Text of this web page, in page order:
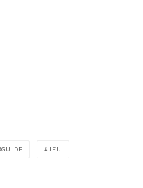
GUIDE JEU